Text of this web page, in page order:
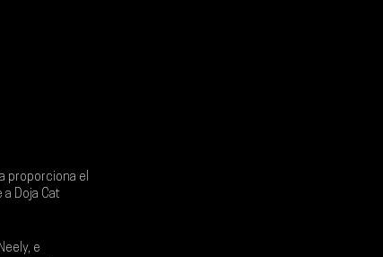
proporciona el
a Doja Cat
, e